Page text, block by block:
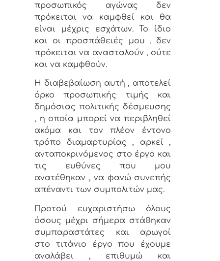
προσωπικός αγώνας δεν
πρόκειται να καμφθεί και θα
είναι μέχρις εσχάτων. Το ίδιο
και οι προσπάθειές μου . δεν
πρόκειται να ανασταλούν , ούτε
και να καμφθούν.
Η διαβεβαίωση αυτή , αποτελεί
όρκο προσωπικής τιμής και
δημόσιας πολιτικής δέσμευσης
, η οποία μπορεί να περιβληθεί
ακόμα και τον πλέον έντονο
τρόπο διαμαρτυρίας , αρκεί ,
ανταποκρινόμενος στο έργο και
τις ευθύνες που μου
ανατέθηκαν , να φανώ συνεπής
απέναντι των συμπολιτών μας.
Προτού ευχαριστήσω όλους
όσους μέχρι σήμερα στάθηκαν
συμπαραστάτες και αρωγοί
στο τιτάνιο έργο που έχουμε
αναλάβει , επιθυμώ και